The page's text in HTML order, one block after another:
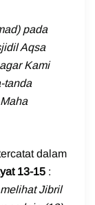
pada
Aqsa
Kami
tanda
dalam
13-15 :
Jibril